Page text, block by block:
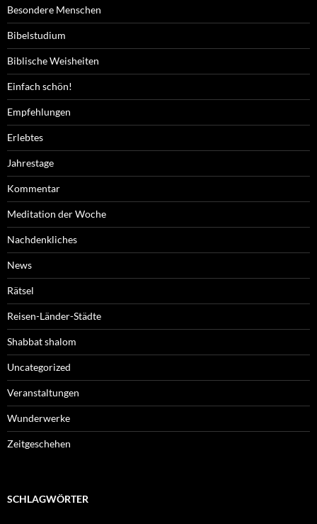
Besondere Menschen
Bibelstudium
Biblische Weisheiten
Einfach schön!
Empfehlungen
Erlebtes
Jahrestage
Kommentar
Meditation der Woche
Nachdenkliches
News
Rätsel
Reisen-Länder-Städte
Shabbat shalom
Uncategorized
Veranstaltungen
Wunderwerke
Zeitgeschehen
SCHLAGWÖRTER